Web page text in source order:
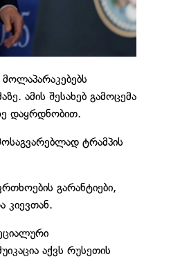
ამის შესახებ გამოცემა
დაყრდნობით.
ტრამპის
გარანტიები,
კიევთან.
აქვს რუსეთის